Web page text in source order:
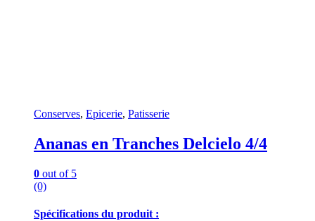
Conserves, Epicerie, Patisserie
Ananas en Tranches Delcielo 4/4
0 out of 5
(0)
Spécifications du produit :